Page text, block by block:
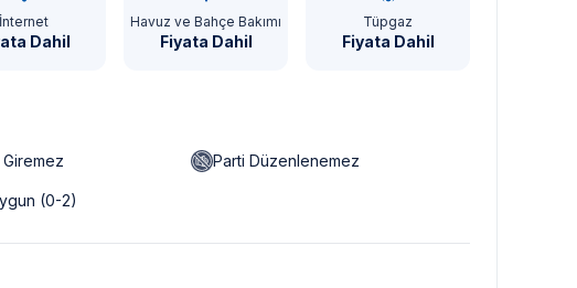
İnternet
Dahil
Havuz ve Bahçe Bakımı
Fiyata Dahil
Tüpgaz
Fiyata Dahil
Parti Düzenlenemez
(0-2)